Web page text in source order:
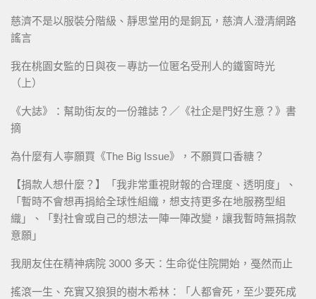
慈濟不是以服裝分階級、靜思堂用的是銅瓦，慈濟人澄清網路
謠言
我在桃園女監的日與夜－專訪一位匿名受刑人的鐵窗時光
（上）
《大誌》：幫助街友的一份雜誌？／《社企是門好生意？》書
摘
為什麼有人寧願買《The Big Issue》，不願買口香糖？
【捐款人想什麼？】「我非常重視財報的合理度、透明度」、
「暫時不會想再捐給全球性組織，想支持更多在地服務型組
織」、「對社會或自己的想法一陣一陣改變，讓我暫時無捐款
意願」
我朋友住在精神病院 3000 多天：生命從住院開始，戞然而止
搖滾一生、充實又狼狽的樹木希林：「人都會死，至少要死成